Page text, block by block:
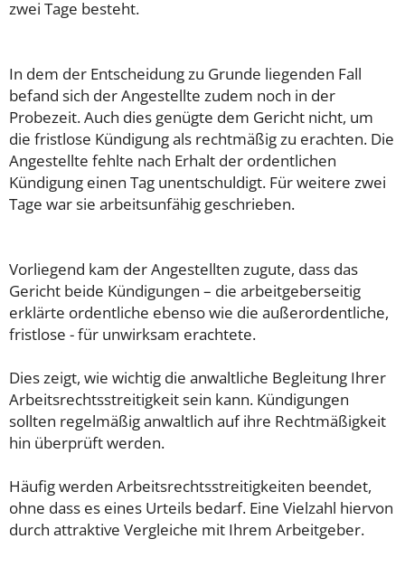
zwei Tage besteht.
In dem der Entscheidung zu Grunde liegenden Fall
befand sich der Angestellte zudem noch in der
Probezeit. Auch dies genügte dem Gericht nicht, um
die fristlose Kündigung als rechtmäßig zu erachten. Die
Angestellte fehlte nach Erhalt der ordentlichen
Kündigung einen Tag unentschuldigt. Für weitere zwei
Tage war sie arbeitsunfähig geschrieben.
Vorliegend kam der Angestellten zugute, dass das
Gericht beide Kündigungen – die arbeitgeberseitig
erklärte ordentliche ebenso wie die außerordentliche,
fristlose - für unwirksam erachtete.
Dies zeigt, wie wichtig die anwaltliche Begleitung Ihrer
Arbeitsrechtsstreitigkeit sein kann. Kündigungen
sollten regelmäßig anwaltlich auf ihre Rechtmäßigkeit
hin überprüft werden.
Häufig werden Arbeitsrechtsstreitigkeiten beendet,
ohne dass es eines Urteils bedarf. Eine Vielzahl hiervon
durch attraktive Vergleiche mit Ihrem Arbeitgeber.